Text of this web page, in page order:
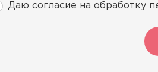
Даю согласие на обработку